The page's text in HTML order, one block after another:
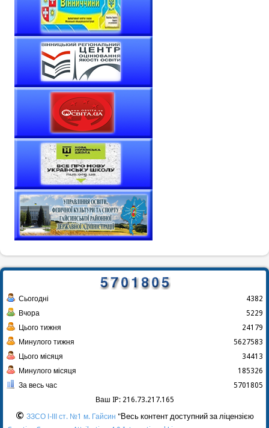
Сьогодні
Вчора
Цього тижня
Минулого тижня
Цього місяця
Минулого місяця
За весь час
4382
5229
24179
5627583
34413
185326
5701805
Ваш IP: 216.73.217.165
© ЗЗСО І-ІІІ ст. №1 м. Гайсин "Весь контент доступний за ліцензією